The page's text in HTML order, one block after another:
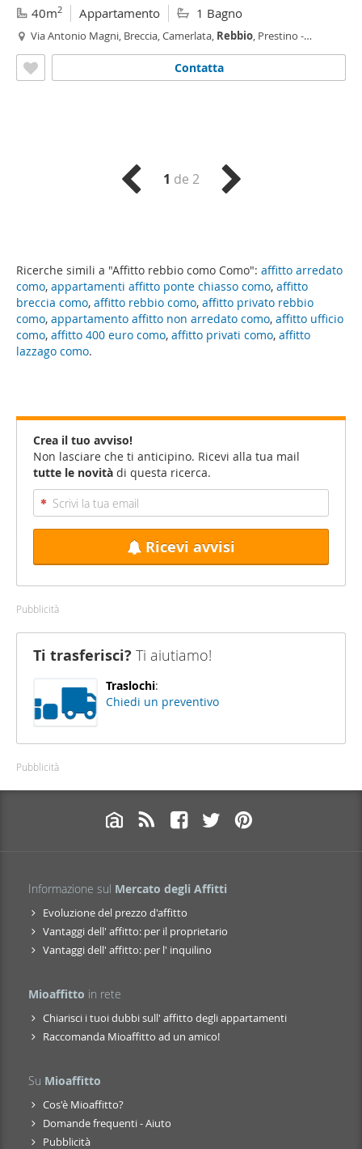
Ricerche simili a "Affitto rebbio como Como": affitto arredato
como, appartamenti affitto ponte chiasso como, affitto
breccia como, affitto rebbio como, affitto privato rebbio
como, appartamento affitto non arredato como, affitto ufficio
como, affitto 400 euro como, affitto privati como, affitto
lazzago como.
40m2 Appartamento 1 Bagno
Via Antonio Magni, Breccia, Camerlata, Rebbio, Prestino -
Contatta
1 de 2
Crea il tuo avviso!
Non lasciare che ti anticipino. Ricevi alla tua mail
tutte le novità di questa ricerca.
Ricevi avvisi
Pubblicità
Ti trasferisci? Ti aiutiamo!
Traslochi:
Chiedi un preventivo
Pubblicità
Informazione sul Mercato degli Affitti
Evoluzione del prezzo d'affitto
Vantaggi dell' affitto: per il proprietario
Vantaggi dell' affitto: per l' inquilino
Mioaffitto in rete
Chiarisci i tuoi dubbi sull' affitto degli appartamenti
Raccomanda Mioaffitto ad un amico!
Su Mioaffitto
Cos'è Mioaffitto?
Domande frequenti - Aiuto
Pubblicità